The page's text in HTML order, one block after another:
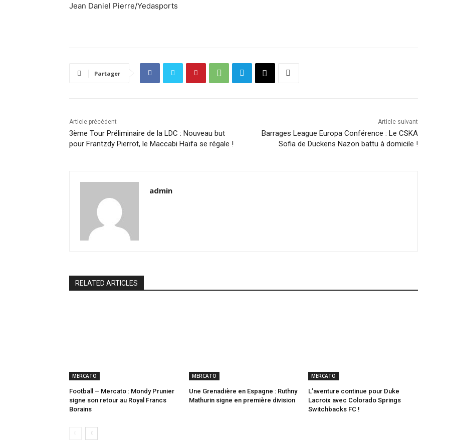
Jean Daniel Pierre/Yedasports
Partager
Article précédent
3ème Tour Préliminaire de la LDC : Nouveau but
pour Frantzdy Pierrot, le Maccabi Haïfa se régale !
Article suivant
Barrages League Europa Conférence : Le CSKA
Sofia de Duckens Nazon battu à domicile !
admin
RELATED ARTICLES
MERCATO
Football – Mercato : Mondy Prunier
signe son retour au Royal Francs
Borains
MERCATO
Une Grenadière en Espagne : Ruthny
Mathurin signe en première division
MERCATO
L’aventure continue pour Duke
Lacroix avec Colorado Springs
Switchbacks FC !